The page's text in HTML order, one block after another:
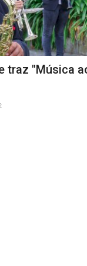
traz "Música